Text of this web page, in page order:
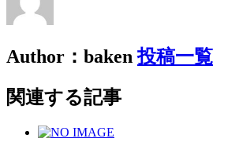
Author：baken投稿一覧
関連する記事